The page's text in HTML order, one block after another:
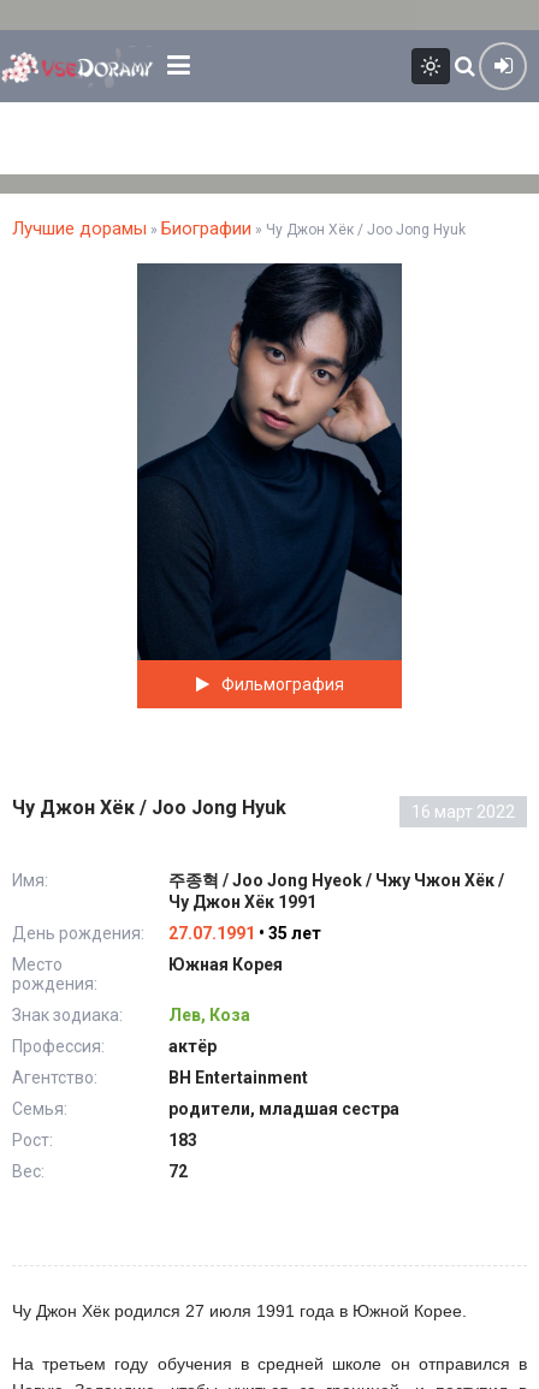
Лучшие дорамы » Биографии » Чу Джон Хёк / Joo Jong Hyuk
Фильмография
Чу Джон Хёк / Joo Jong Hyuk 16 март 2022
Имя:
주종혁 / Joo Jong Hyeok / Чжу Чжон Хёк /
Чу Джон Хёк 1991
День рождения:
27.07.1991 • 35 лет
Место
рождения:
Южная Корея
Знак зодиака:
Лев, Коза
Профессия:
актёр
Агентство:
BH Entertainment
Семья:
родители, младшая сестра
Рост:
183
Вес:
72
Чу Джон Хёк родился 27 июля 1991 года в Южной Корее.
На третьем году обучения в средней школе он отправился в